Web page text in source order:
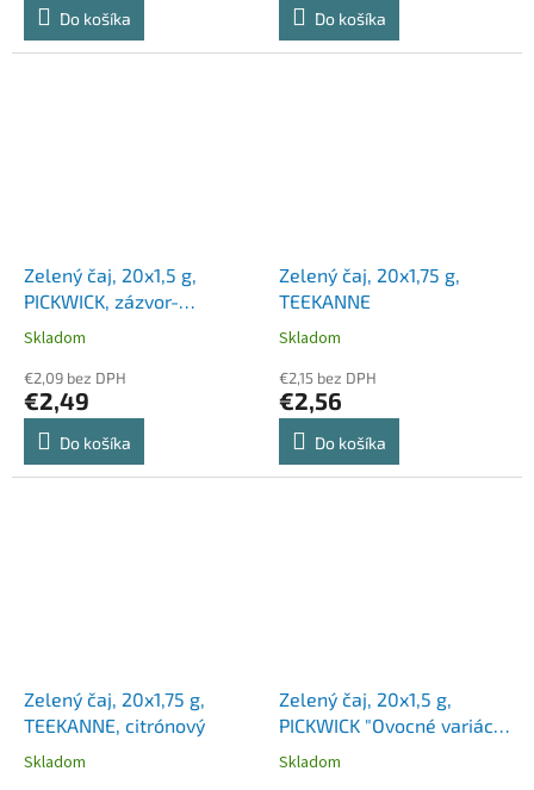
Do košíka Do košíka
Zelený čaj, 20x1,5 g,
PICKWICK, zázvor-
citrónová tráva
Skladom
€2,09 bez DPH
€2,49
Do košíka
Zelený čaj, 20x1,75 g,
TEEKANNE
Skladom
€2,15 bez DPH
€2,56
Do košíka
Zelený čaj, 20x1,75 g,
TEEKANNE, citrónový
Skladom
Zelený čaj, 20x1,5 g,
PICKWICK "Ovocné variácie
zeleného čaju", kokos,
Skladom